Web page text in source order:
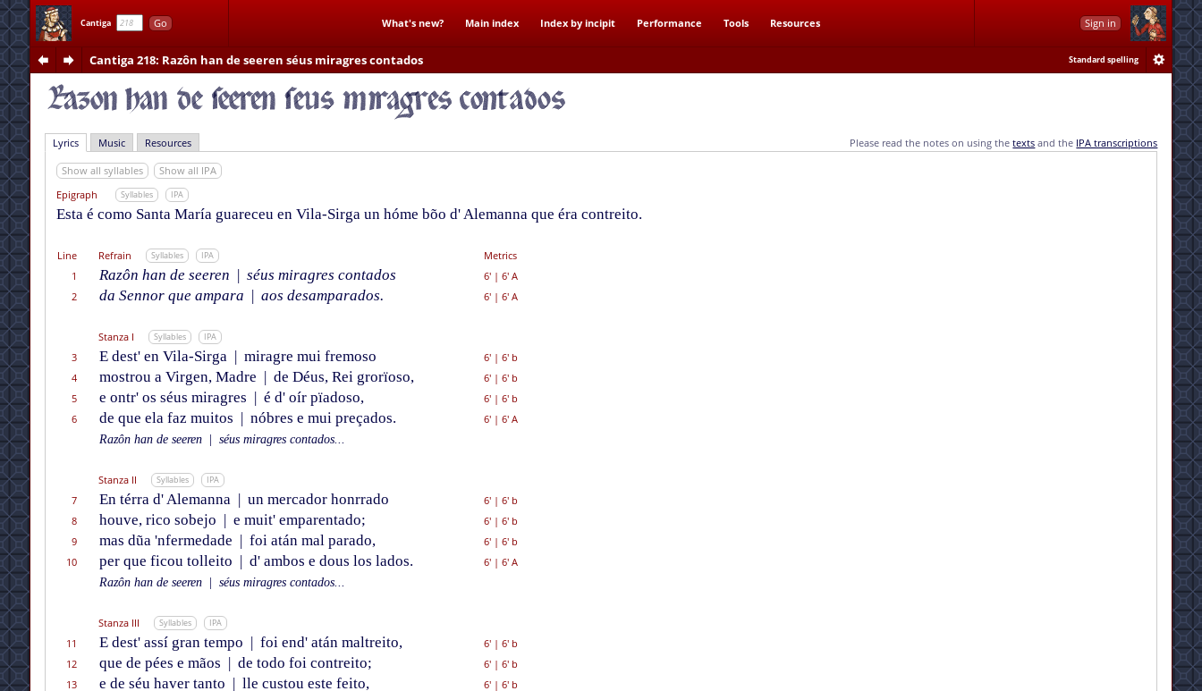
Cantiga Go What's new? Main index Index by incipit Performance Tools Resources Sign in
Cantiga 218: Razôn han de seeren séus miragres contados Standard spelling
Lyrics Music Resources Please read the notes on using thetexts and the IPA transcriptions
Show all syllables
Show all IPA
Epigraph
Syllables IPA
Esta é como Santa María guareceu en Vila-Sirga un hóme bõo d' Alemanna que éra contreito.
Line Refrain Syllables IPA
Metrics
1
Razôn han de seeren | séus miragres contados 6'| 6' A
2
da Sennor que ampara | aos desamparados. 6'| 6' A
Stanza I Syllables IPA
3 E dest' en Vila-Sirga | miragre mui fremoso 6'| 6' b
4
mostrou a Virgen, Madre | de Déus, Rei grorïoso, 6'| 6' b
5
e ontr' os séus miragres | é d' oír pïadoso, 6'| 6' b
6
de que ela faz muitos | nóbres e mui preçados. 6'| 6' A
Razôn han de seeren
séus miragres contados...
Stanza II Syllables IPA
7 En térra d' Alemanna | un mercador honrrado 6'| 6' b
8
houve, rico sobejo | e muit' emparentado; 6'| 6' b
9
mas dũa 'nfermedade | foi atán mal parado, 6'| 6' b
10
per que ficou tolleito | d' ambos e dous los lados. 6'| 6' A
Razôn han de seeren
séus miragres contados...
Stanza III Syllables IPA
11 E dest' assí gran tempo | foi end' atán maltreito, 6'| 6' b
12
que de pées e mãos | de todo foi contreito; 6'| 6' b
13
e de séu haver tanto | lle custou este feito, 6'| 6' b